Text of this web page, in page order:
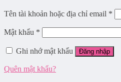
Tên tài khoản hoặc địa chỉ email *
Mật khẩu *
Ghi nhớ mật khẩu Đăng nhập
Quên mật khẩu?